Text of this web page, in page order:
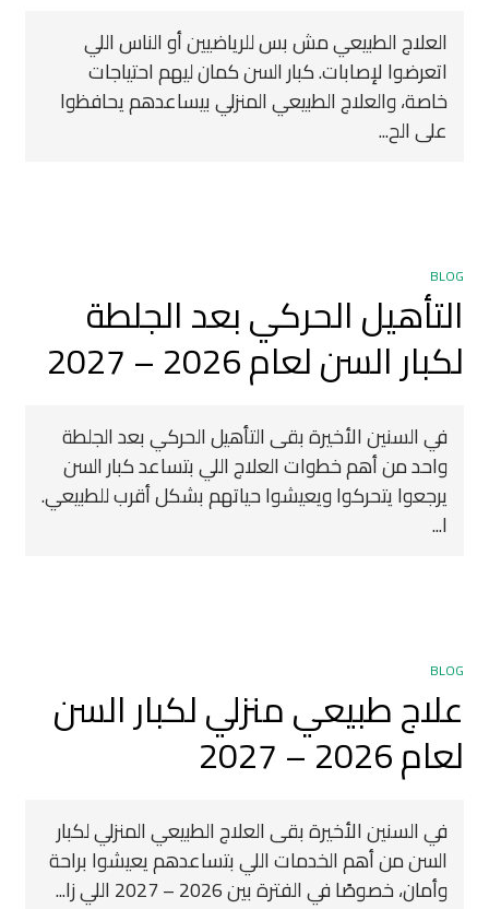
العلاج الطبيعي مش بس للرياضيين أو الناس اللي
اتعرضوا لإصابات. كبار السن كمان ليهم احتياجات
خاصة، والعلاج الطبيعي المنزلي بيساعدهم يحافظوا
على الح...
BLOG
التأهيل الحركي بعد الجلطة
لكبار السن لعام 2026 – 2027
في السنين الأخيرة بقى التأهيل الحركي بعد الجلطة
واحد من أهم خطوات العلاج اللي بتساعد كبار السن
يرجعوا يتحركوا ويعيشوا حياتهم بشكل أقرب للطبيعي.
ا...
BLOG
علاج طبيعي منزلي لكبار السن
لعام 2026 – 2027
في السنين الأخيرة بقى العلاج الطبيعي المنزلي لكبار
السن من أهم الخدمات اللي بتساعدهم يعيشوا براحة
وأمان، خصوصًا في الفترة بين 2026 – 2027 اللي زا...